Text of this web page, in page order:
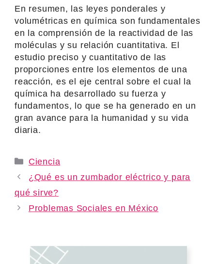
En resumen, las leyes ponderales y
volumétricas en química son fundamentales
en la comprensión de la reactividad de las
moléculas y su relación cuantitativa. El
estudio preciso y cuantitativo de las
proporciones entre los elementos de una
reacción, es el eje central sobre el cual la
química ha desarrollado su fuerza y
fundamentos, lo que se ha generado en un
gran avance para la humanidad y su vida
diaria.
Categories
Ciencia
¿Qué es un zumbador eléctrico y para
qué sirve?
Problemas Sociales en México